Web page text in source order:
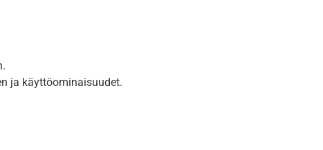
ja käyttöominaisuudet.